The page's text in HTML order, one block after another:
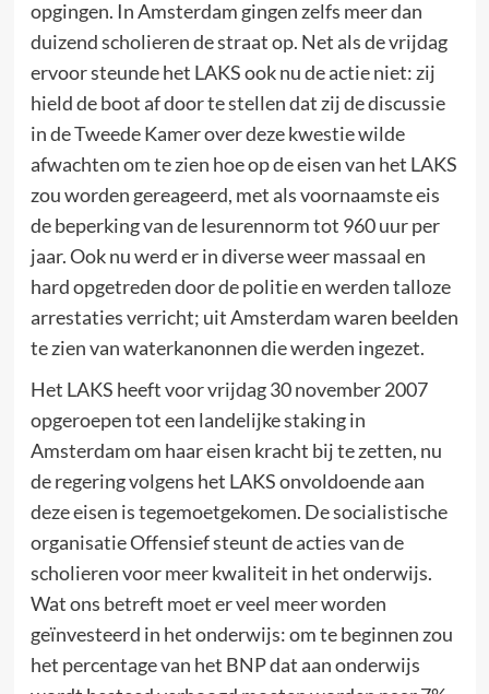
opgingen. In Amsterdam gingen zelfs meer dan
duizend scholieren de straat op. Net als de vrijdag
ervoor steunde het LAKS ook nu de actie niet: zij
hield de boot af door te stellen dat zij de discussie
in de Tweede Kamer over deze kwestie wilde
afwachten om te zien hoe op de eisen van het LAKS
zou worden gereageerd, met als voornaamste eis
de beperking van de lesurennorm tot 960 uur per
jaar. Ook nu werd er in diverse weer massaal en
hard opgetreden door de politie en werden talloze
arrestaties verricht; uit Amsterdam waren beelden
te zien van waterkanonnen die werden ingezet.
Het LAKS heeft voor vrijdag 30 november 2007
opgeroepen tot een landelijke staking in
Amsterdam om haar eisen kracht bij te zetten, nu
de regering volgens het LAKS onvoldoende aan
deze eisen is tegemoetgekomen. De socialistische
organisatie Offensief steunt de acties van de
scholieren voor meer kwaliteit in het onderwijs.
Wat ons betreft moet er veel meer worden
geïnvesteerd in het onderwijs: om te beginnen zou
het percentage van het BNP dat aan onderwijs